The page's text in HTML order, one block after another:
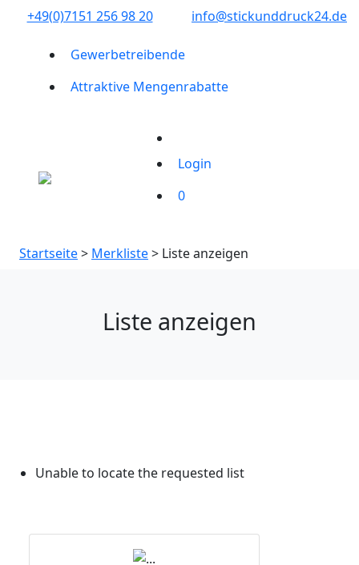
+49(0)7151 256 98 20‬ info@stickunddruck24.de
Gewerbetreibende
Attraktive Mengenrabatte
Login
0
Startseite> Merkliste> Liste anzeigen
Liste anzeigen
Unable to locate the requested list